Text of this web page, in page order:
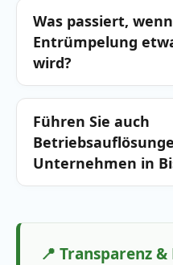
Was passiert,
Entrümpelung
wird?
Führen Sie auch
Unternehmen in
📍 Transparenz